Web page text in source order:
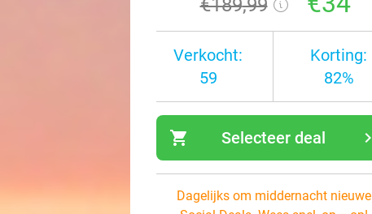
€189,99
Verkocht:
59
Korting:
82%
shopping_cart navigate_next
Selecteer deal
Dagelijks om middernacht nieuwe